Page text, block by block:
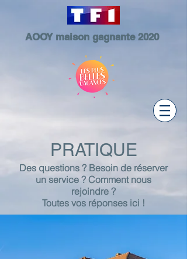
AOOY maison gagnante 2020
PRATIQUE
Des questions ? Besoin de réserver
un service ? Comment nous
rejoindre ?
Toutes vos réponses ici !